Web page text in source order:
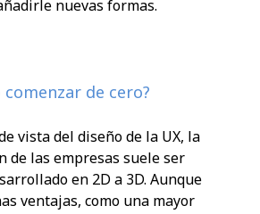
nuevas formas.
de cero?
vista del diseño de la UX, la
de las empresas suele ser
en 2D a 3D. Aunque
ventajas, como una mayor